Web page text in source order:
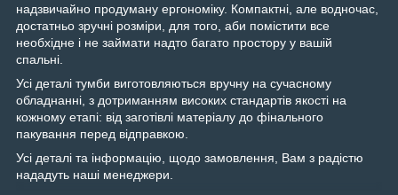
надзвичайно продуману ергономіку. Компактні, але водночас,
достатньо зручні розміри, для того, аби помістити все
необхідне і не займати надто багато простору у вашій
спальні.
Усі деталі тумби виготовляються вручну на сучасному
обладнанні, з дотриманням високих стандартів якості на
кожному етапі: від заготівлі матеріалу до фінального
пакування перед відправкою.
Усі деталі та інформацію, щодо замовлення, Вам з радістю
нададуть наші менеджери.